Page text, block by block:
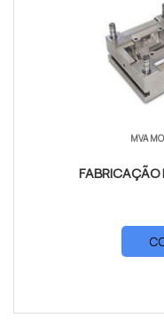
MVA
FABRICAÇÃO